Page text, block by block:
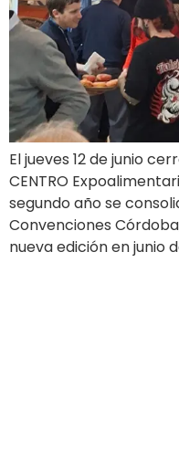
El jueves 12 de junio
CENTRO
segundo año se
Convenciones
nueva edición en junio